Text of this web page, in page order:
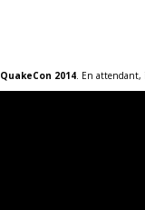
QuakeCon 2014. En attendant,